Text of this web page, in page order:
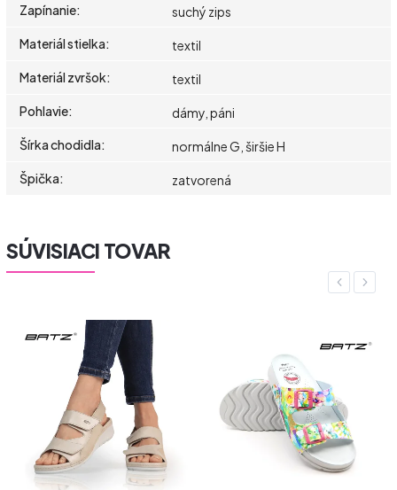
Zapínanie:
suchý zips
Materiál stielka:
textil
Materiál zvršok:
textil
Pohlavie:
dámy, páni
Šírka chodidla:
normálne G, širšie H
Špička: zatvorená
SÚVISIACI TOVAR
Previous
Next